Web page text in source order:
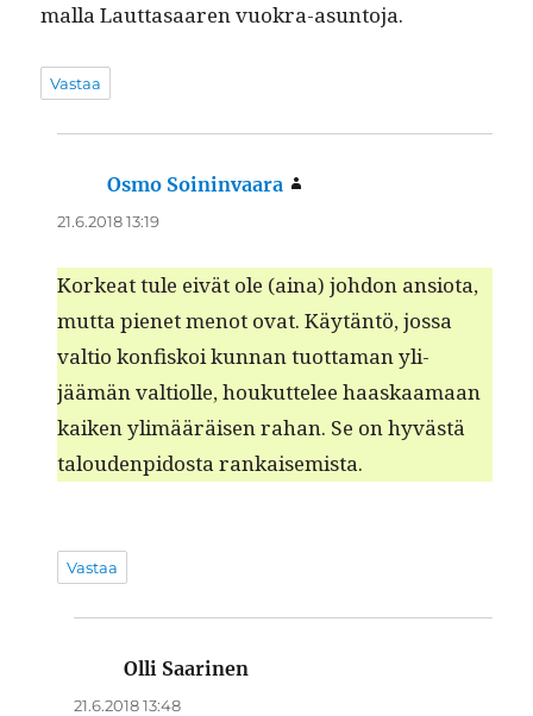
ma­l­la Laut­tasaaren vuokra-asuntoja.
Vastaa
Osmo Soininvaara
21.6.2018 13:19
Korkeat tule eivät ole (aina) johdon ansio­ta,
mut­ta pienet menot ovat. Käytän­tö, jos­sa
val­tio kon­fiskoi kun­nan tuot­ta­man yli­
jäämän val­ti­olle, houkut­telee haaskaa­maan
kaiken ylimääräisen rahan. Se on hyvästä
talouden­pidos­ta rankaisemista.
Vastaa
Olli Saarinen
21.6.2018 13:48